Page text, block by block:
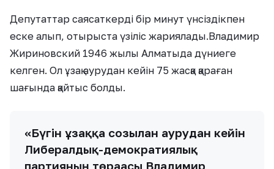
Депутаттар саясаткерді бір минут үнсіздікпен
еске алып, отырыста үзіліс жариялады.Владимир
Жириновский 1946 жылы Алматыда дүниеге
келген. Ол ұзақ аурудан кейін 75 жасқа қараған
шағында қайтыс болды.
«Бүгін ұзаққа созылған аурудан кейін
Либералдық-демократиялық
партияның төрағасы Владимир